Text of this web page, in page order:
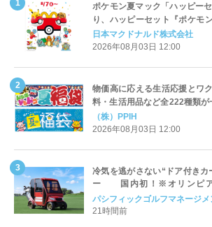
ポケモン夏マック「ハッピー
り、ハッピーセット『ポケモ
定登場
日本マクドナルド株式会社
2026年08月03日 12:00
物価高に応える生活応援とワ
料・生活用品など全222種類が
「夏福袋」＆セール 8月6日(木
（株）PPIH
2026年08月03日 12:00
冷気を逃がさない“ドア付きカ
ー 国内初！※オリンピア
Cart（エアコンカート）」
パシフィックゴルフマネージ
21時間前